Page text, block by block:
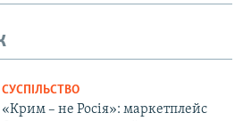
СУСПІЛЬСТВО
«Крим – не Росія»: маркетплейс